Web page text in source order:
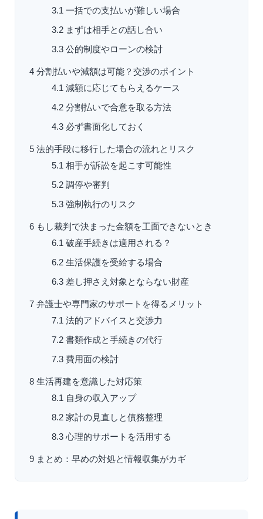
3.1 一括での支払いが難しい場合
3.2 まずは相手との話し合い
3.3 公的制度やローンの検討
4 分割払いや減額は可能？交渉のポイント
4.1 減額に応じてもらえるケース
4.2 分割払いで合意を取る方法
4.3 必ず書面化しておく
5 法的手段に移行した場合の流れとリスク
5.1 相手が訴訟を起こす可能性
5.2 調停や審判
5.3 強制執行のリスク
6 もし裁判で決まった金額を工面できないとき
6.1 破産手続きは適用される？
6.2 生活保護を受給する場合
6.3 差し押さえ対象とならない財産
7 弁護士や専門家のサポートを得るメリット
7.1 法的アドバイスと交渉力
7.2 書類作成と手続きの代行
7.3 費用面の検討
8 生活再建を意識した対応策
8.1 自身の収入アップ
8.2 家計の見直しと債務整理
8.3 心理的サポートを活用する
9 まとめ：早めの対処と情報収集がカギ